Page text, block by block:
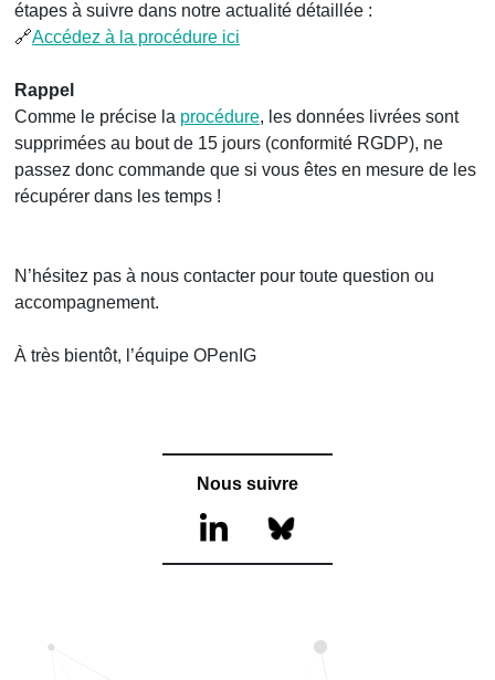
étapes à suivre dans notre actualité détaillée :
🔗Accédez à la procédure ici
Rappel
Comme le précise la procédure, les données livrées sont
supprimées au bout de 15 jours (conformité RGDP), ne
passez donc commande que si vous êtes en mesure de les
récupérer dans les temps !
N’hésitez pas à nous contacter pour toute question ou
accompagnement.
À très bientôt, l’équipe OPenIG
Nous suivre